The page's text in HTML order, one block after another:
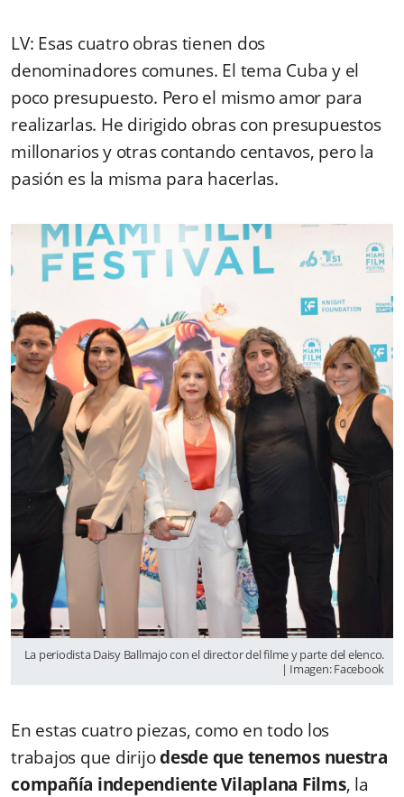
LV: Esas cuatro obras tienen dos
denominadores comunes. El tema Cuba y el
poco presupuesto. Pero el mismo amor para
realizarlas. He dirigido obras con presupuestos
millonarios y otras contando centavos, pero la
pasión es la misma para hacerlas.
La periodista Daisy Ballmajo con el director del filme y parte del elenco.
| Imagen: Facebook
En estas cuatro piezas, como en todo los
trabajos que dirijodesde que tenemos nuestra
compañía independiente Vilaplana Films, la